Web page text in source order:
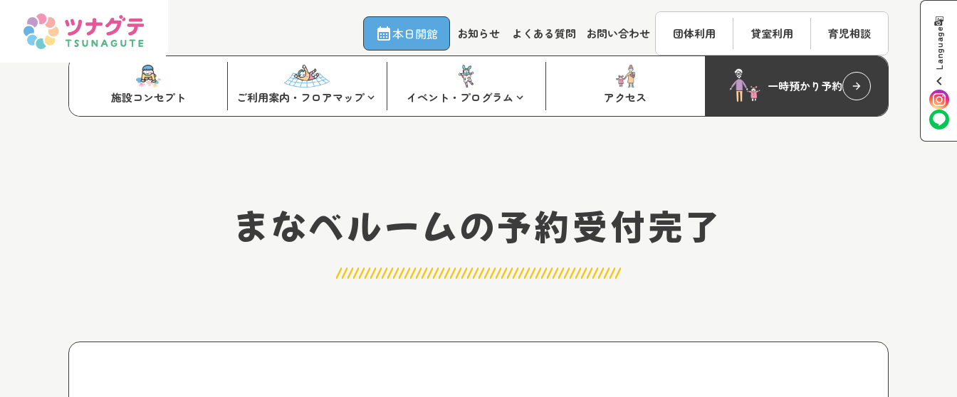
本日開館 お知らせ よくある質問 お問い合わせ 団体利用 貸室利用 育児相談
施設コンセプト ご利用案内・フロアマップ イベント・プログラム アクセス
一時預かり予約
Language
まなべルームの予約受付完了